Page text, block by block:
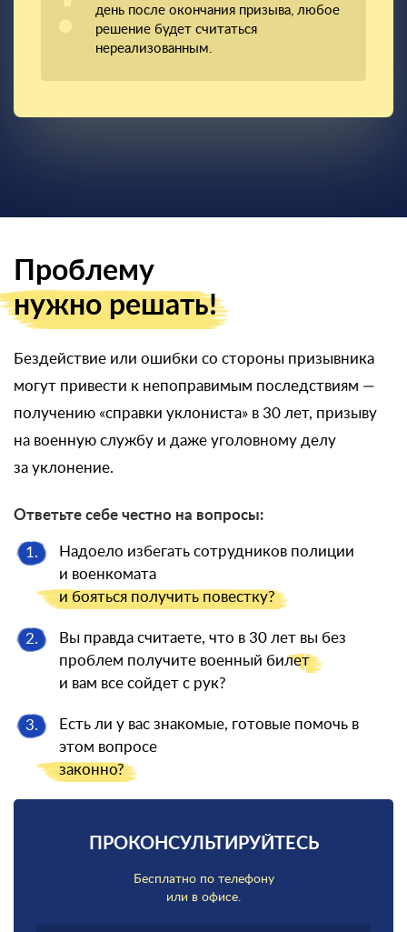
день после окончания призыва, любое
решение будет считаться
нереализованным.
Проблему
нужно решать!
Бездействие или ошибки со стороны призывника
могут привести к непоправимым последствиям —
получению «справки уклониста» в 30 лет, призыву
на военную службу и даже уголовному делу
за уклонение.
Ответьте себе честно на вопросы:
1.
Надоело избегать сотрудников полиции
и военкомата
и бояться получить повестку?
2.
Вы правда считаете, что в 30 лет вы без
проблем получите военный билет
и вам все сойдет с рук?
3.
Есть ли у вас знакомые, готовые помочь в
этом вопросе
законно?
ПРОКОНСУЛЬТИРУЙТЕСЬ
Бесплатно по телефону
или в офисе.